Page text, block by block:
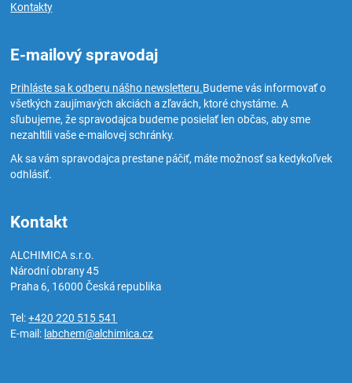
Kontakty
E-mailový spravodaj
Prihláste sa k odberu nášho newsletteru.Budeme vás informovať o
všetkých zaujímavých akciách a zľavách, ktoré chystáme. A
sľubujeme, že spravodajca budeme posielať len občas, aby sme
nezahltili vaše e-mailovej schránky.
Ak sa vám spravodajca prestane páčiť, máte možnosť sa kedykoľvek
odhlásiť.
Kontakt
ALCHIMICA s.r.o.
Národní obrany 45
Praha 6, 16000Česká republika
Tel:+420 220 515 541
E-mail: labchem@alchimica.cz